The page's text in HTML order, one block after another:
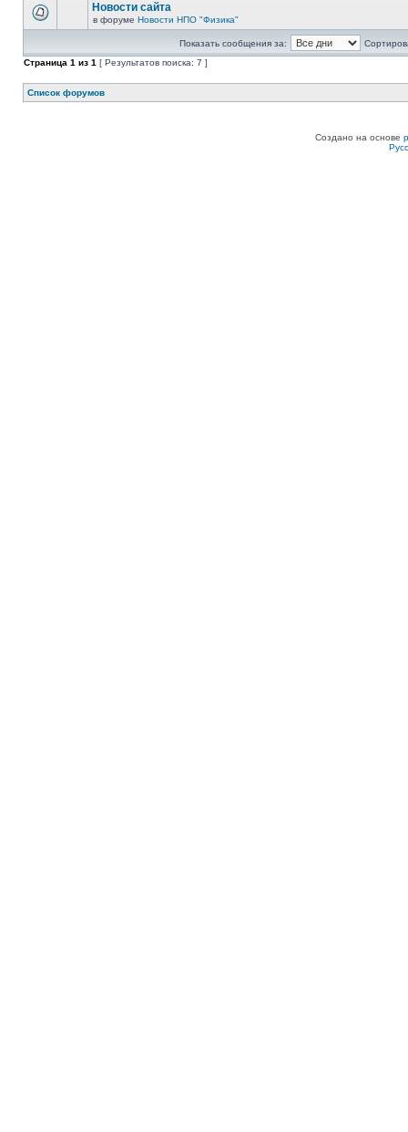
Новости сайта
в форуме Новости НПО "Физика"
Показать сообщения за:
Страница 1 из 1 [ Результатов поиска: 7 ]
Список форумов
Создано на основе